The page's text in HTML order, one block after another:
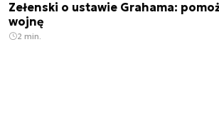
Zełenski o ustawie Grahama:
wojnę
2 min.